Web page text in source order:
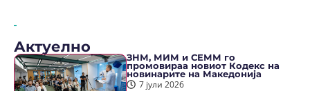
Актуелно
ЗНМ, МИМ и СЕММ го
промовираа новиот Кодекс на
новинарите на Македонија
7 јули 2026